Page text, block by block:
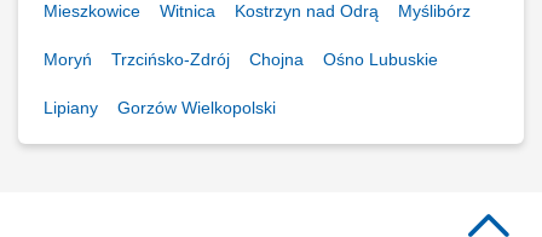
Mieszkowice Witnica Kostrzyn nad Odrą Myślibórz
Moryń Trzcińsko-Zdrój Chojna Ośno Lubuskie
Lipiany Gorzów Wielkopolski